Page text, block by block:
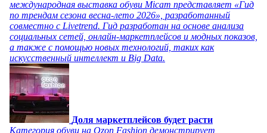
международная выставка обуви Micam представляет «Гид
по трендам сезона весна-лето 2026», разработанный
совместно с Livetrend. Гид разработан на основе анализа
социальных сетей, онлайн-маркетплейсов и модных показов,
а также с помощью новых технологий, таких как
искусственный интеллект и Big Data.
Доля маркетплейсов будет расти
Категория обуви на Ozon Fashion демонстрирует